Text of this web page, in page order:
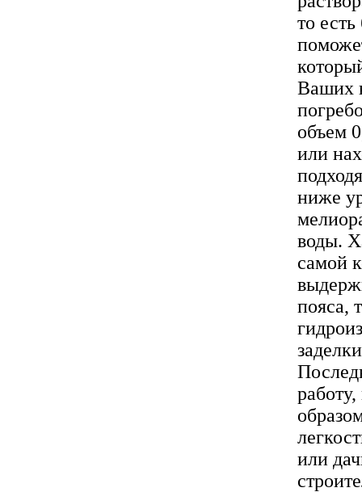
то
Ваших
объем
или
ниже
воды.
самой
пояса,
или